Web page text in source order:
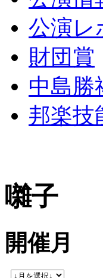
公演レ
財団賞
中島勝
邦楽技
囃子
開催月